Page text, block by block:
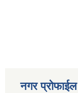
नगर प्रोफाईल